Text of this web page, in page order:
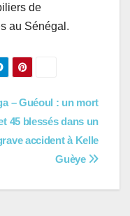
de
au Sénégal.
– Guéoul : un mort
45 blessés dans un
accident à Kelle
Guèye